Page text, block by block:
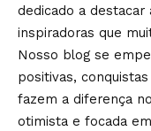
dedicado a
inspiradoras que
Nosso blog se
positivas,
fazem a diferença
otimista e focada